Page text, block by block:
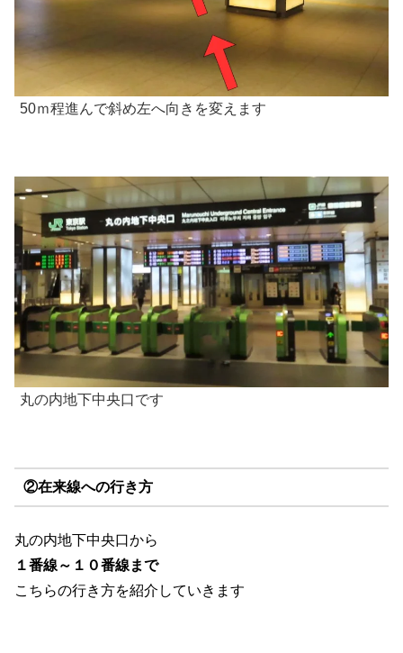
50ｍ程進んで斜め左へ向きを変えます
丸の内地下中央口です
②在来線への行き方
丸の内地下中央口から
１番線～１０番線まで
こちらの行き方を紹介していきます